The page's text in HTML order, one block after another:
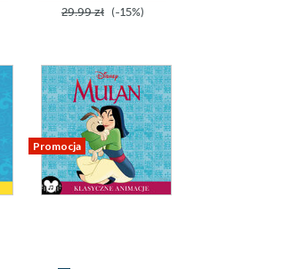
29.99 zł (-15%)
Promocja